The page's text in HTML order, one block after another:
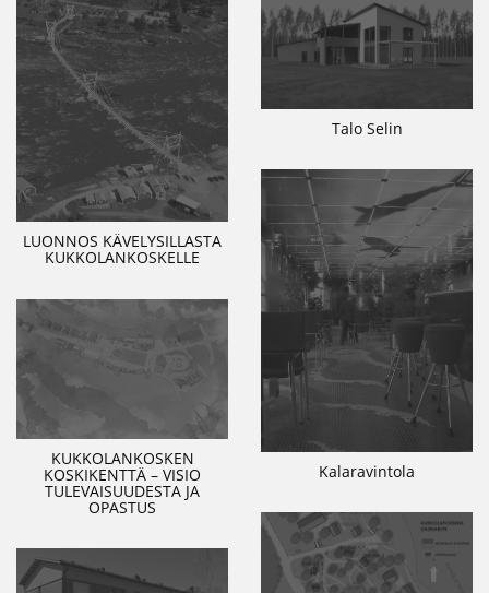
LUONNOS KÄVELYSILLASTA
KUKKOLANKOSKELLE
Talo Selin
Kalaravintola
KUKKOLANKOSKEN
KOSKIKENTTÄ – VISIO
TULEVAISUUDESTA JA
OPASTUS